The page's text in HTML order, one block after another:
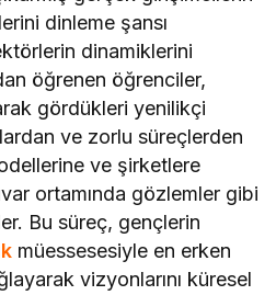
dinleme şansı
dinamiklerini
öğrenen öğrenciler,
gördükleri yenilikçi
ve zorlu süreçlerden
ve şirketlere
ortamında gözlemler gibi
Bu süreç, gençlerin
müessesesiyle en erken
vizyonlarını küresel